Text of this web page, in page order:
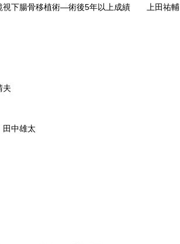
視下腸骨移植術―術後5年以上成績 上田祐輔
夫
中雄太